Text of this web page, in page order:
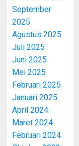
September
2025
Agustus 2025
Juli 2025
Juni 2025
Mei 2025
Februari 2025
Januari 2025
April 2024
Maret 2024
Februari 2024